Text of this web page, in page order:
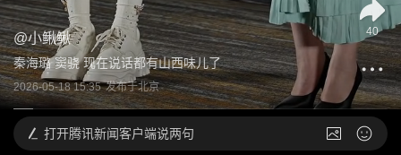
@小鳅鳅
秦海璐 窦骁 现在说话都有山西味儿了
2026-05-18 15:35 发布于北京
40
打开腾讯新闻客户端说两句